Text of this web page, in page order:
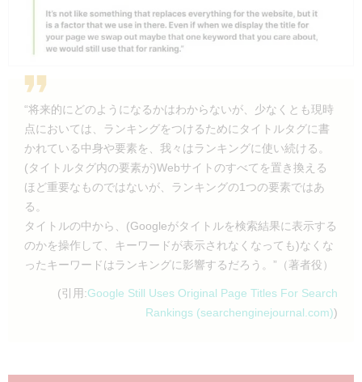
“将来的にどのようになるかはわからないが、少なくとも現時
点においては、ランキングをつけるためにタイトルタグに書
かれている中身や要素を、我々はランキングに使い続ける。
(タイトルタグ内の要素が)Webサイトのすべてを置き換える
ほど重要なものではないが、ランキングの1つの要素ではあ
る。
タイトルの中から、(Googleがタイトルを検索結果に表示する
のかを操作して、キーワードが表示されなくなっても)なくな
ったキーワードはランキングに影響するだろう。”（著者役）
(引用:Google Still Uses Original Page Titles For Search
Rankings (searchenginejournal.com))